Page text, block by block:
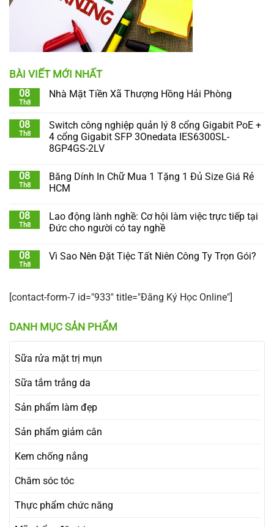
BÀI VIẾT MỚI NHẤT
08
Th8
Nhà Mặt Tiền Xã Thượng Hồng Hải Phòng
08
Th8
Switch công nghiệp quản lý 8 cổng Gigabit PoE +
4 cổng Gigabit SFP 3Onedata IES6300SL-
8GP4GS-2LV
08
Th8
Băng Dính In Chữ Mua 1 Tặng 1 Đủ Size Giá Rẻ
HCM
08
Th8
Lao động lành nghề: Cơ hội làm việc trực tiếp tại
Đức cho người có tay nghề
08
Th8
Vì Sao Nên Đặt Tiệc Tất Niên Công Ty Trọn Gói?
[contact-form-7 id="933" title="Đăng Ký Học Online"]
DANH MỤC SẢN PHẨM
Sữa rửa mặt trị mụn
Sữa tắm trắng da
Sản phẩm làm đẹp
Sản phẩm giảm cân
Kem chống nắng
Chăm sóc tóc
Thực phẩm chức năng